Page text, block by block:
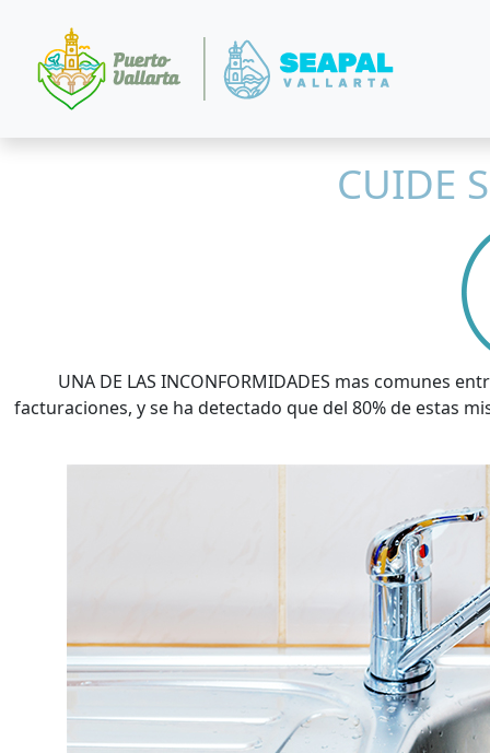
CUIDE
UNA DE LAS INCONFORMIDADES mas comunes
facturaciones, y se ha detectado que del 80% de estas